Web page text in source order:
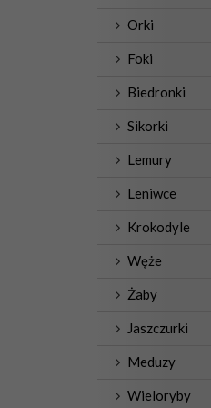
Orki
Foki
Biedronki
Sikorki
Lemury
Leniwce
Krokodyle
Węże
Żaby
Jaszczurki
Meduzy
Wieloryby